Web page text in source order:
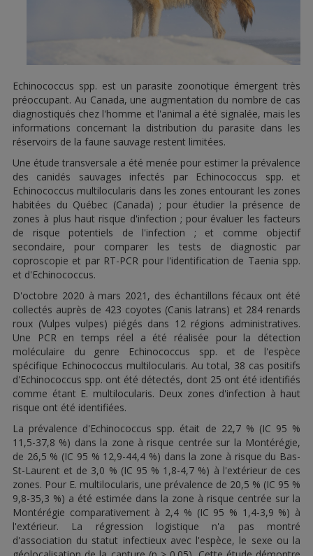
Echinococcus spp. est un parasite zoonotique émergent très
préoccupant. Au Canada, une augmentation du nombre de cas
diagnostiqués chez l'homme et l'animal a été signalée, mais les
informations concernant la distribution du parasite dans les
réservoirs de la faune sauvage restent limitées.
Une étude transversale a été menée pour estimer la prévalence
des canidés sauvages infectés par Echinococcus spp. et
Echinococcus multilocularis dans les zones entourant les zones
habitées du Québec (Canada) ; pour étudier la présence de
zones à plus haut risque d'infection ; pour évaluer les facteurs
de risque potentiels de l'infection ; et comme objectif
secondaire, pour comparer les tests de diagnostic par
coproscopie et par RT-PCR pour l'identification de Taenia spp.
et d'Echinococcus.
D'octobre 2020 à mars 2021, des échantillons fécaux ont été
collectés auprès de 423 coyotes (Canis latrans) et 284 renards
roux (Vulpes vulpes) piégés dans 12 régions administratives.
Une PCR en temps réel a été réalisée pour la détection
moléculaire du genre Echinococcus spp. et de l'espèce
spécifique Echinococcus multilocularis. Au total, 38 cas positifs
d'Echinococcus spp. ont été détectés, dont 25 ont été identifiés
comme étant E. multilocularis. Deux zones d'infection à haut
risque ont été identifiées.
La prévalence d'Echinococcus spp. était de 22,7 % (IC 95 %
11,5-37,8 %) dans la zone à risque centrée sur la Montérégie,
de 26,5 % (IC 95 % 12,9-44,4 %) dans la zone à risque du Bas-
St-Laurent et de 3,0 % (IC 95 % 1,8-4,7 %) à l'extérieur de ces
zones. Pour E. multilocularis, une prévalence de 20,5 % (IC 95 %
9,8-35,3 %) a été estimée dans la zone à risque centrée sur la
Montérégie comparativement à 2,4 % (IC 95 % 1,4-3,9 %) à
l'extérieur. La régression logistique n'a pas montré
d'association du statut infectieux avec l'espèce, le sexe ou la